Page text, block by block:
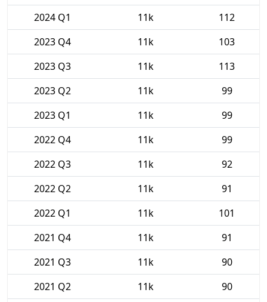
2024 Q1
11k
112
2023 Q4
11k
103
2023 Q3
11k
113
2023 Q2
11k
99
2023 Q1
11k
99
2022 Q4
11k
99
2022 Q3
11k
92
2022 Q2
11k
91
2022 Q1
11k
101
2021 Q4
11k
91
2021 Q3
11k
90
2021 Q2
11k
90